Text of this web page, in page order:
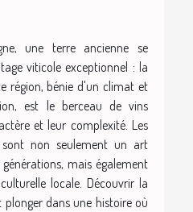
une terre ancienne se
viticole exceptionnel : la
région, bénie d'un climat et
est le berceau de vins
et leur complexité. Les
non seulement un art
mais également
locale. Découvrir la
plonger dans une histoire où